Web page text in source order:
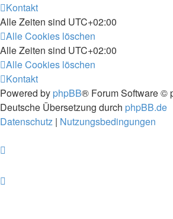
Kontakt
Alle Zeiten sind UTC+02:00
Alle Cookies löschen
Alle Zeiten sind UTC+02:00
Alle Cookies löschen
Kontakt
Powered by phpBB® Forum Software ©
Deutsche Übersetzung durch phpBB.de
Datenschutz | Nutzungsbedingungen